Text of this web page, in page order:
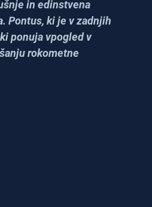
in edinstvena
Pontus, ki je v zadnjih
ponuja vpogled v
rokometne